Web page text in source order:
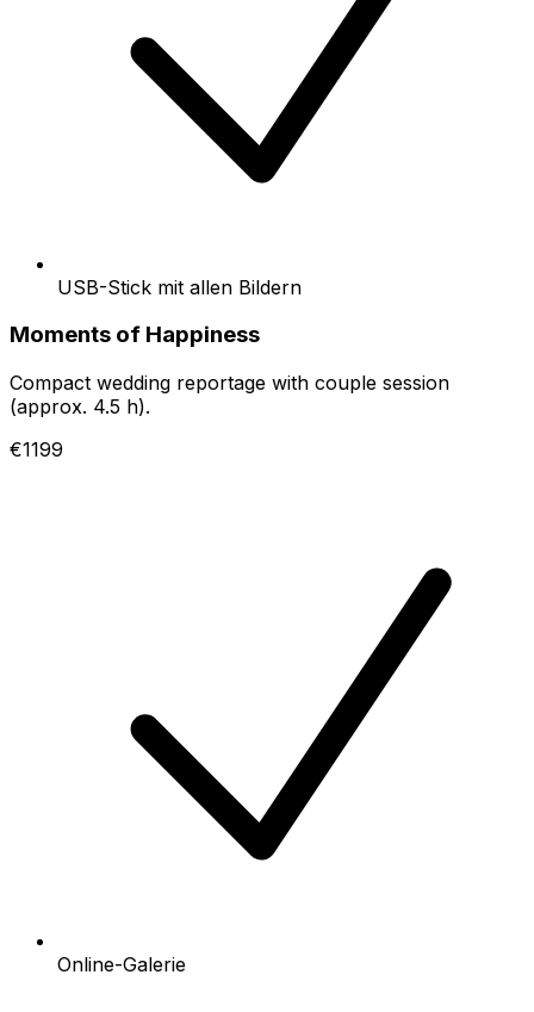
USB-Stick mit allen Bildern
Moments of Happiness
Compact wedding reportage with couple session
(approx. 4.5 h).
€1199
Online-Galerie